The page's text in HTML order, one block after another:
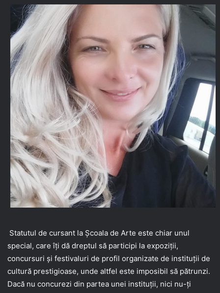
Statutul de cursant la Școala de Arte este chiar unul
special, care îți dă dreptul să participi la expoziții,
concursuri și festivaluri de profil organizate de instituții de
cultură prestigioase, unde altfel este imposibil să pătrunzi.
Dacă nu concurezi din partea unei instituții, nici nu-ți